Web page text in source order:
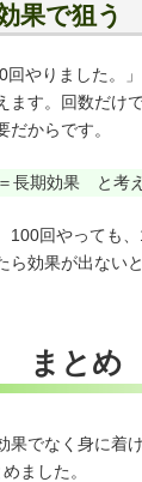
果で狙う
回やりました。
ます。回数だけ
からです。
長期効果 と考え
100回やっても
ら効果が出ない
まとめ
果でなく身に着
ました。